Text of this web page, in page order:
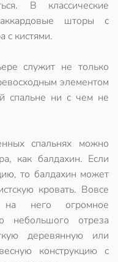
В классические
шторы с
с кистями.
служит не только
элементом
спальне ни с чем не
спальнях можно
как балдахин. Если
то балдахин может
кровать. Вовсе
на него огромное
небольшого отреза
деревянную или
конструкцию с